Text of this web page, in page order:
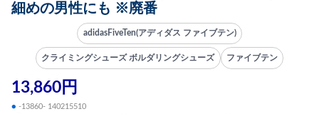
細めの男性にも ※廃番
adidasFiveTen(アディダス ファイブテン)
クライミングシューズ ボルダリングシューズ ファイブテン
13,860円
● -13860- 140215510